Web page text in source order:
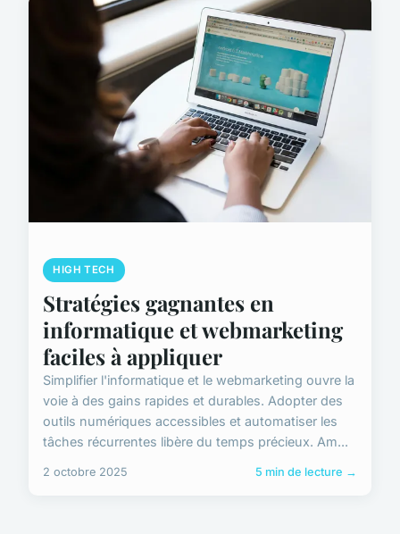
HIGH TECH
Stratégies gagnantes en
informatique et webmarketing
faciles à appliquer
Simplifier l'informatique et le webmarketing ouvre la
voie à des gains rapides et durables. Adopter des
outils numériques accessibles et automatiser les
tâches récurrentes libère du temps précieux. Am...
2 octobre 2025 5 min de lecture →